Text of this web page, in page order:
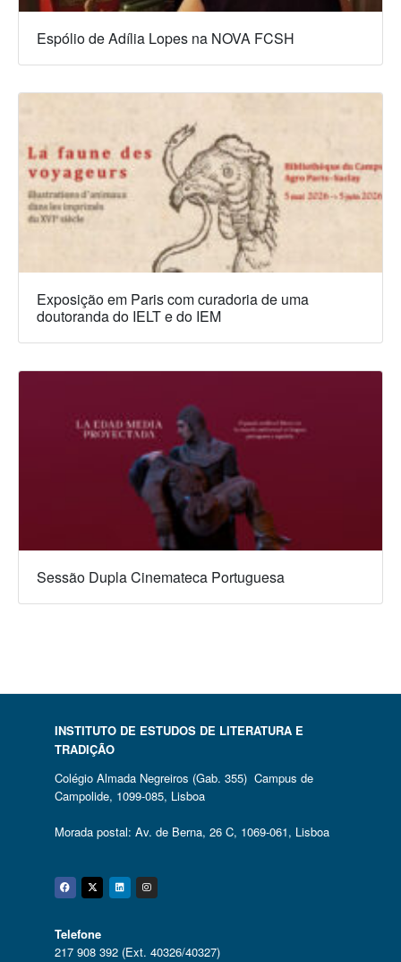
Espólio de Adília Lopes na NOVA FCSH
Exposição em Paris com curadoria de uma
doutoranda do IELT e do IEM
Sessão Dupla Cinemateca Portuguesa
INSTITUTO DE ESTUDOS DE LITERATURA E
TRADIÇÃO
Colégio Almada Negreiros (Gab. 355) Campus de
Campolide, 1099-085, Lisboa
Morada postal: Av. de Berna, 26 C, 1069-061, Lisboa
Facebook
Twitter
Linkedin
Instagram
Telefone
217 908 392 (Ext. 40326/40327)